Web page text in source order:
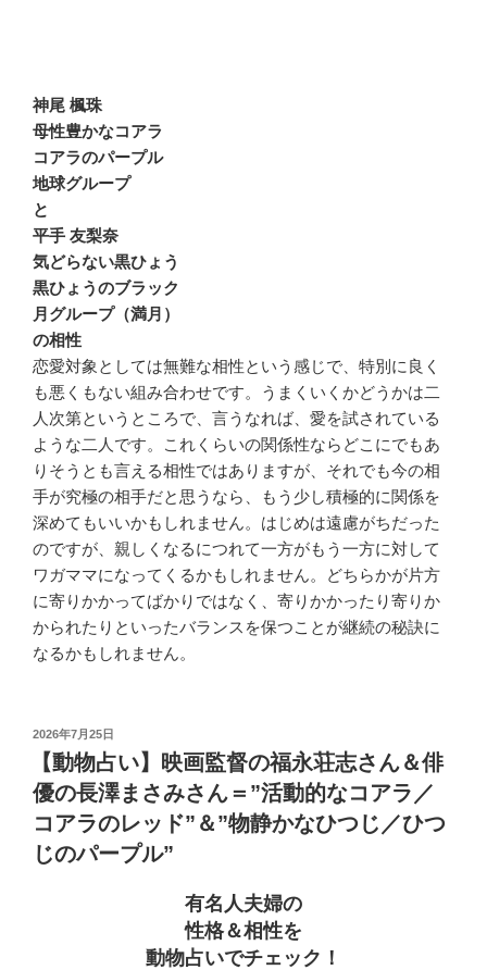
神尾 楓珠
母性豊かなコアラ
コアラのパープル
地球グループ
と
平手 友梨奈
気どらない黒ひょう
黒ひょうのブラック
月グループ（満月）
の相性
恋愛対象としては無難な相性という感じで、特別に良く
も悪くもない組み合わせです。うまくいくかどうかは二
人次第というところで、言うなれば、愛を試されている
ような二人です。これくらいの関係性ならどこにでもあ
りそうとも言える相性ではありますが、それでも今の相
手が究極の相手だと思うなら、もう少し積極的に関係を
深めてもいいかもしれません。はじめは遠慮がちだった
のですが、親しくなるにつれて一方がもう一方に対して
ワガママになってくるかもしれません。どちらかが片方
に寄りかかってばかりではなく、寄りかかったり寄りか
かられたりといったバランスを保つことが継続の秘訣に
なるかもしれません。
投
日:
2026年7月25日
【動物占い】映画監督の福永荘志さん＆俳
優の長澤まさみさん＝”活動的なコアラ／
コアラのレッド”＆”物静かなひつじ／ひつ
じのパープル”
有名人夫婦の
性格＆相性を
動物占いでチェック！